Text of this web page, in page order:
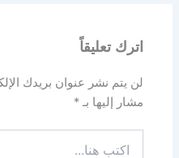
اترك تعليقاً
لن يتم نشر عنوان بريدك
مشار إليها بـ*
هنا...